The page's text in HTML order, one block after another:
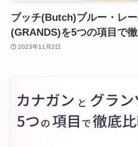
ブッチ(Butch)ブルー・レ
(GRANDS)を5つの項目で徹
2023年11月2日